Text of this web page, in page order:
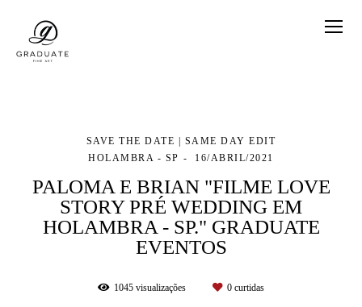
SAVE THE DATE | SAME DAY EDIT
HOLAMBRA - SP
16/ABRIL/2021
PALOMA E BRIAN "FILME LOVE
STORY PRÉ WEDDING EM
HOLAMBRA - SP." GRADUATE
EVENTOS
1045 visualizações 0 curtidas